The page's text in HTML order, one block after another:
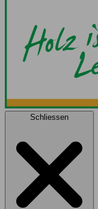
Schliessen